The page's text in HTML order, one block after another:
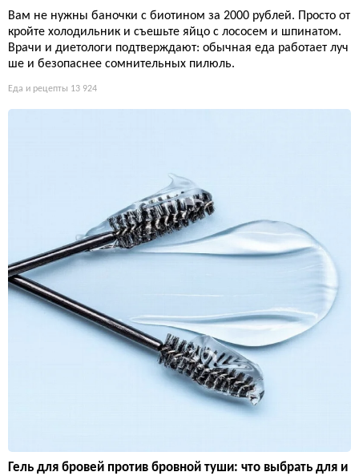
Вам не нужны баночки с биотином за 2000 рублей. Просто от
кройте холодильник и съешьте яйцо с лососем и шпинатом.
Врачи и диетологи подтверждают: обычная еда работает луч
ше и безопаснее сомнительных пилюль.
Еда и рецепты 13 924
Гель для бровей против бровной туши: что выбрать для и